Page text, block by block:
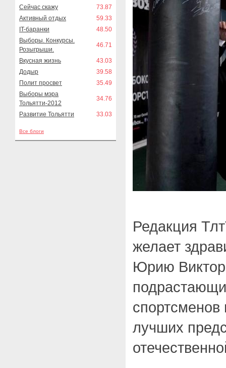
Сейчас скажу
73.87
Активный отдых
59.33
IT-баранки
48.50
Выборы. Конкурсы.
Розыгрыши.
46.71
Вкусная жизнь
43.03
Додыр
39.58
Полит просвет
35.49
Выборы мэра
Тольятти-2012
34.76
Развитие Тольятти 33.03
Все блоги
Редакция
желает
Юрию
спортсменов
лучших